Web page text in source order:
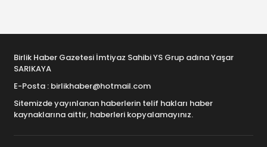
Birlik Haber Gazetesi İmtiyaz Sahibi YS Grup adına Yaşar
SARIKAYA
E-Posta : birlikhaber@hotmail.com
Sitemizde yayınlanan haberlerin telif hakları haber
kaynaklarına aittir, haberleri kopyalamayınız.